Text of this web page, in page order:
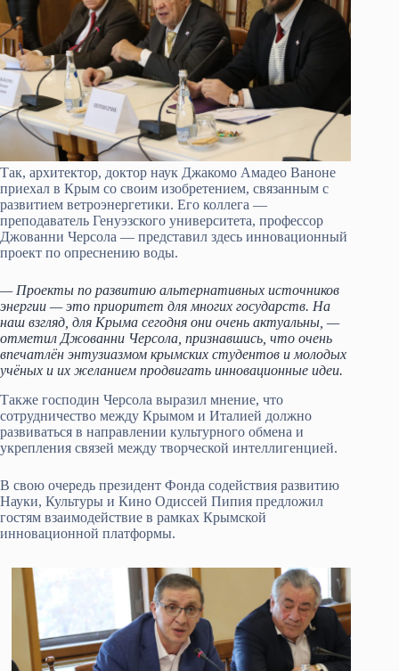
Так, архитектор, доктор наук Джакомо Амадео Ваноне
приехал в Крым со своим изобретением, связанным с
развитием ветроэнергетики. Его коллега —
преподаватель Генуэзского университета, профессор
Джованни Черсола — представил здесь инновационный
проект по опреснению воды.
— Проекты по развитию альтернативных источников
энергии — это приоритет для многих государств. На
наш взгляд, для Крыма сегодня они очень актуальны, —
отметил Джованни Черсола, признавшись, что очень
впечатлён энтузиазмом крымских студентов и молодых
учёных и их желанием продвигать инновационные идеи.
Также господин Черсола выразил мнение, что
сотрудничество между Крымом и Италией должно
развиваться в направлении культурного обмена и
укрепления связей между творческой интеллигенцией.
В свою очередь президент Фонда содействия развитию
Науки, Культуры и Кино Одиссей Пипия предложил
гостям взаимодействие в рамках Крымской
инновационной платформы.